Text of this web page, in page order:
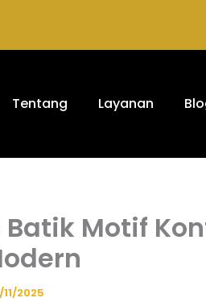
Tentang Layanan
Batik Motif
11/2025